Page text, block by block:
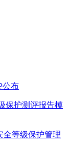
公布
保护测评报告模
全等级保护管理